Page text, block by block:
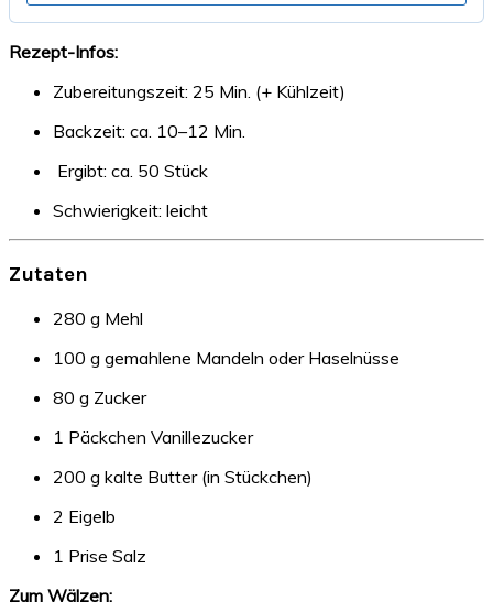
Rezept-Infos:
Zubereitungszeit: 25 Min. (+ Kühlzeit)
Backzeit: ca. 10–12 Min.
‍‍‍ Ergibt: ca. 50 Stück
Schwierigkeit: leicht
Zutaten
280 g Mehl
100 g gemahlene Mandeln oder Haselnüsse
80 g Zucker
1 Päckchen Vanillezucker
200 g kalte Butter (in Stückchen)
2 Eigelb
1 Prise Salz
Zum Wälzen: